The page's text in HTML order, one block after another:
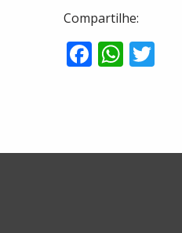
Compartilhe:
F
ac
o
W
h
A
T